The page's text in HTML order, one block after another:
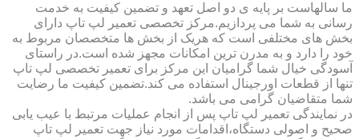
ما سالهاست بر پایه ی دو اصل تعهد و تضمین کیفیت به خدمت
رسانی به شما می پردازیم.مرکز تخصصی تعمیر لپ تاپ دارای
بخش های مختلفی است که هریک از بخش ها متخصصان مربوط به
خود را دارد و به مدرن ترین امکانات مجهز شده است.در راستای
آسودگی خیال شما گرامیان این مرکز برای تعمیر تخصصی لپ تاپ
تنها از قطعات اورجینال استفاده می کند.تضمین کیفیت ما رضایت
شما متقاضیان گرامی می باشد.
در نمایندگی تعمیر لپ تاپ پس از انجام عملیات مرتبط با عیب یابی
صحیح و اصولی دستگاه،اقدامات مورد نیاز جهت تعمیر لپ تاپ